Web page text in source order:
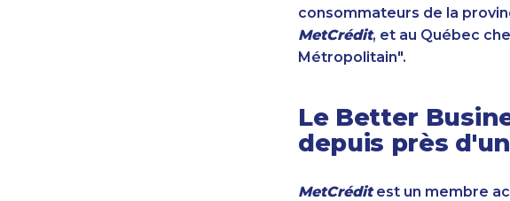
consommateurs de la
MetCrédit, et au Québec
Métropolitain".
Le Better
depuis près
MetCréditest un membre